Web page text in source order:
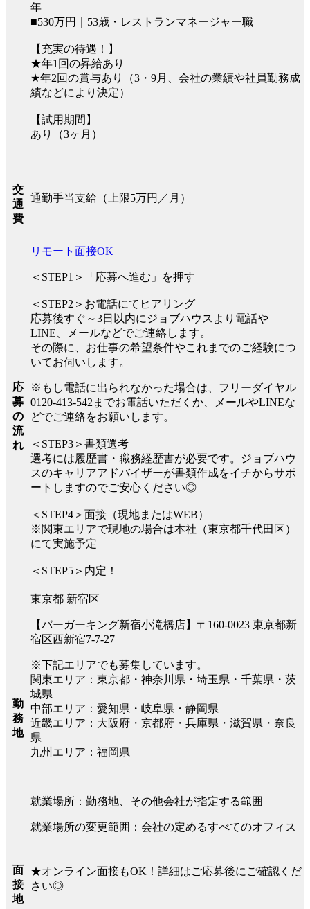
年
■530万円｜53歳・レストランマネージャー職
【充実の待遇！】
★年1回の昇給あり
★年2回の賞与あり（3・9月、会社の業績や社員勤務成
績などにより決定）
【試用期間】
あり（3ヶ月）
交
通
費
通勤手当支給（上限5万円／月）
応
募
の
流
れ
リモート面接OK
＜STEP1＞「応募へ進む」を押す
＜STEP2＞お電話にてヒアリング
応募後すぐ～3日以内にジョブハウスより電話や
LINE、メールなどでご連絡します。
その際に、お仕事の希望条件やこれまでのご経験につ
いてお伺いします。
※もし電話に出られなかった場合は、フリーダイヤル
0120-413-542までお電話いただくか、メールやLINEな
どでご連絡をお願いします。
＜STEP3＞書類選考
選考には履歴書・職務経歴書が必要です。ジョブハウ
スのキャリアアドバイザーが書類作成をイチからサポ
ートしますのでご安心ください◎
＜STEP4＞面接（現地またはWEB）
※関東エリアで現地の場合は本社（東京都千代田区）
にて実施予定
＜STEP5＞内定！
勤
務
地
東京都 新宿区
【バーガーキング新宿小滝橋店】〒160-0023 東京都新
宿区西新宿7-7-27
※下記エリアでも募集しています。
関東エリア：東京都・神奈川県・埼玉県・千葉県・茨
城県
中部エリア：愛知県・岐阜県・静岡県
近畿エリア：大阪府・京都府・兵庫県・滋賀県・奈良
県
九州エリア：福岡県
就業場所：勤務地、その他会社が指定する範囲
就業場所の変更範囲：会社の定めるすべてのオフィス
面
接
地
★オンライン面接もOK！詳細はご応募後にご確認くだ
さい◎